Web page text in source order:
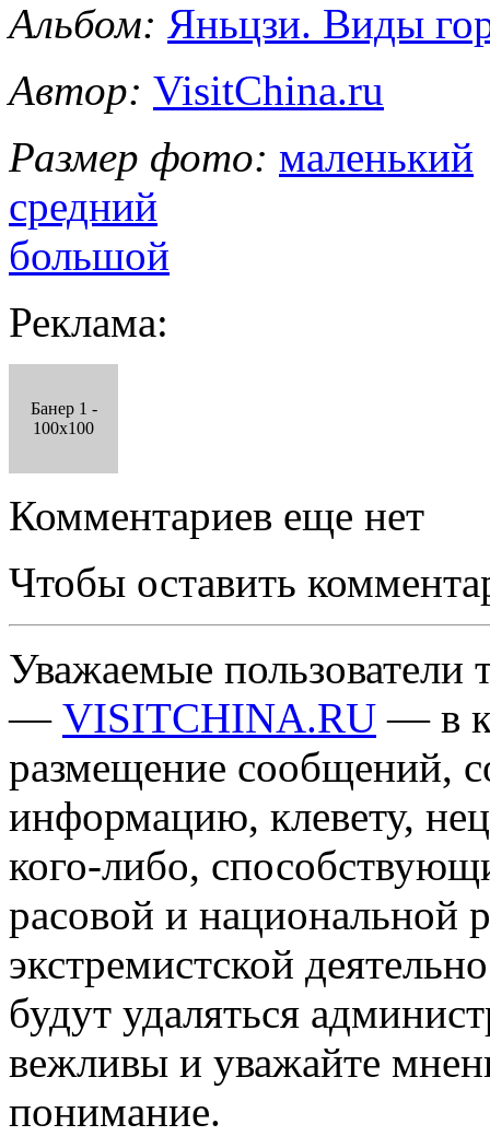
Альбом: Яньцзи. Виды
Автор: VisitChina.ru
Размер фото: маленький
средний
большой
Реклама:
Банер 1 -
100x100
Комментариев еще нет
Чтобы оставить
Уважаемые пользователи
— VISITCHINA.RU — в
размещение сообщений,
информацию, клевету,
кого-либо,
расовой и национальной
экстремистской
будут удаляться
вежливы и уважайте
понимание.